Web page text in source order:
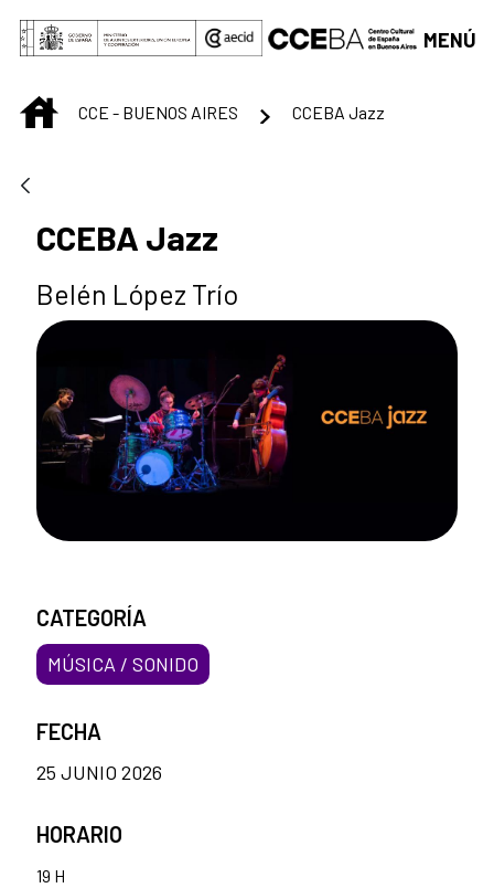
Saltar al contenido principal
MENÚ
INICIOCCE - BUENOS AIRES CCEBA Jazz
CCEBA Jazz
Belén López Trío
CATEGORÍA
MÚSICA / SONIDO
FECHA
25 JUNIO 2026
HORARIO
19 H